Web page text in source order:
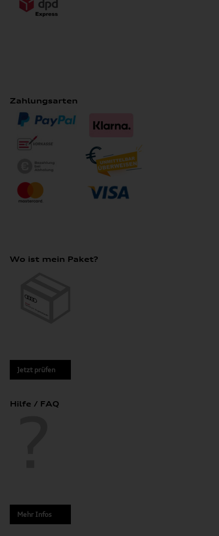
Zahlungsarten
Wo ist mein Paket?
Jetzt prüfen
Hilfe / FAQ
Mehr Infos